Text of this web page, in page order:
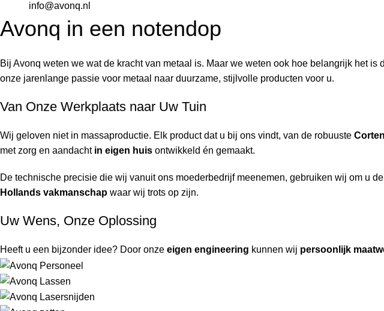
info@avonq.nl
Avonq in een notendop
Bij Avonq weten we wat de kracht van metaal is. Maar we weten ook hoe belangrijk het is
onze jarenlange passie voor metaal naar duurzame, stijlvolle producten voor u.
Van Onze Werkplaats naar Uw Tuin
Wij geloven niet in massaproductie. Elk product dat u bij ons vindt, van de robuuste
met zorg en aandacht in eigen huis ontwikkeld én gemaakt.
De technische precisie die wij vanuit ons moederbedrijf meenemen, gebruiken wij om u
Hollands vakmanschap waar wij trots op zijn.
Uw Wens, Onze Oplossing
Heeft u een bijzonder idee? Door onze eigen engineering kunnen wij persoonlijk